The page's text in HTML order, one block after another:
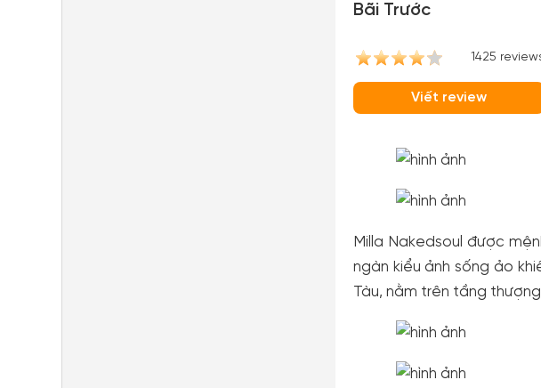
Bãi Trước
1425
Viết review
Milla Nakedsoul được
ngàn kiểu ảnh sống ảo
Tàu, nằm trên tầng